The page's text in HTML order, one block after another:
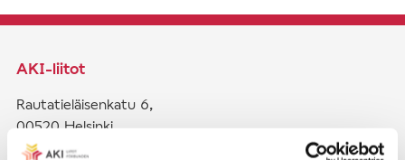
AKI-liitot
Rautatieläisenkatu 6,
00520 Helsinki